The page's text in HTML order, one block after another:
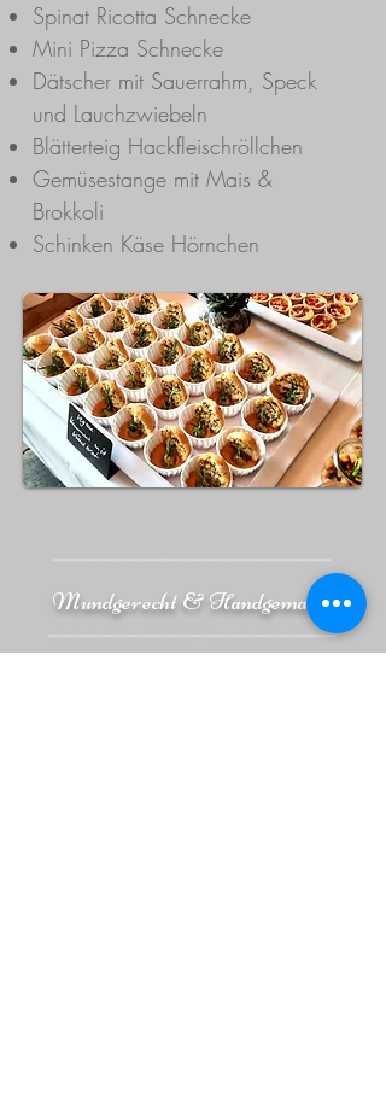
Spinat Ricotta Schnecke
Mini Pizza Schnecke
Dätscher mit Sauerrahm, Speck
und Lauchzwiebeln
Blätterteig Hackfleischröllchen
Gemüsestange mit Mais &
Brokkoli
Schinken Käse Hörnchen
Mundgerecht & Handgemacht